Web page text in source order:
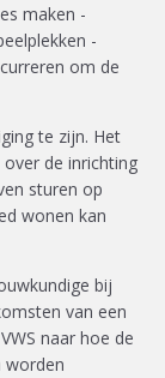
maken -
-
om de
te zijn. Het
de inrichting
sturen op
wonen kan
bij
van een
naar hoe de
worden